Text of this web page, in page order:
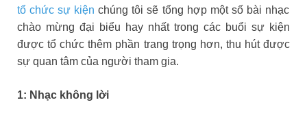
tổ chức sự kiện chúng tôi sẽ tổng hợp một số bài nhạc
chào mừng đại biểu hay nhất trong các buổi sự kiện
được tổ chức thêm phần trang trọng hơn, thu hút được
sự quan tâm của người tham gia.
1: Nhạc không lời